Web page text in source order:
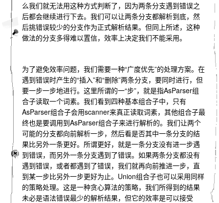
么我们就无法用这种方式判断了，因为两条分支遇到错误之
后都会继续进行下去。我们可以让两条分支都解析到底，然
后挑错误较少的分支作为正式解析结果。但同上所述，这种
做法的分支多得难以置信，效率上决定我们不能采用。
为了避免效率问题，我们需要一种“广度优先”的处理方案。在
遇到错误时产生的“插入”和“删除”两条分支，要同时进行，但
要一步一步地进行。这里所谓的一“步”，就是指AsParser组
合子读取一个词素。我们看到四种基本组合子中，只有
AsParser组合子会用scanner来真正读取词素，其他组合子最
终也是要调用到AsParser组合子来进行解析的。我们让两个
可能的分支都向前解析一步，然后看是否其中一条分支的结
果比另外一条更好。所谓更好，就是一条分支没有进一步遇
到错误，而另外一条分支遇到了错误。如果两条分支都没有
遇到错误，或者都遇到了错误，我们就再向前推进一步，直
到某一步比另外一步更好为止。Union组合子也可以采用同样
的策略处理。这是一种贪心算法的策略，我们所得到的结果
未必是语法错误最少的解析结果，但它的效率是可以接受